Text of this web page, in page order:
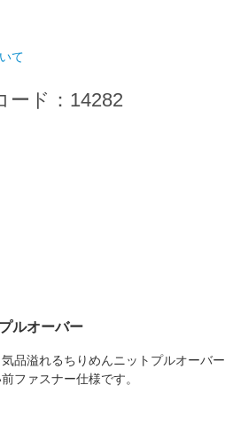
て
ード：14282
ルオーバー
品溢れるちりめんニットプルオーバー
ファスナー仕様です。